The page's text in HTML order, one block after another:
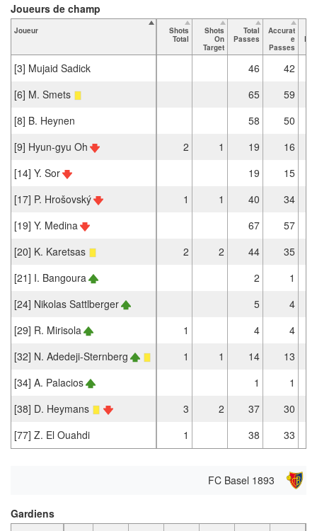
Joueur
Shots
Total
Shots
On
Target
Total
Passes
Accurat
e
Passes
[3] Mujaid Sadick 46
42
[6] M. Smets
65
59
[8] B. Heynen
58
50
[9] Hyun-gyu Oh
2 1 19
16
[14] Y. Sor
19
15
[17] P. Hrošovský
1 1 40
34
[19] Y. Medina
67
57
[20] K. Karetsas
2 2 44
35
[21] I. Bangoura
2
1
[24] Nikolas Sattlberger
5
4
[29] R. Mirisola
1 4
4
[32] N. Adedeji-Sternberg
1 1 14
13
[34] A. Palacios
1
1
[38] D. Heymans
3 2 37
30
[77] Z. El Ouahdi
1 38 33
Joueurs de champ
FC Basel 1893
Gardiens